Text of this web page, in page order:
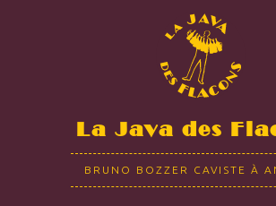
La Java des
BRUNO BOZZER CAVISTE À